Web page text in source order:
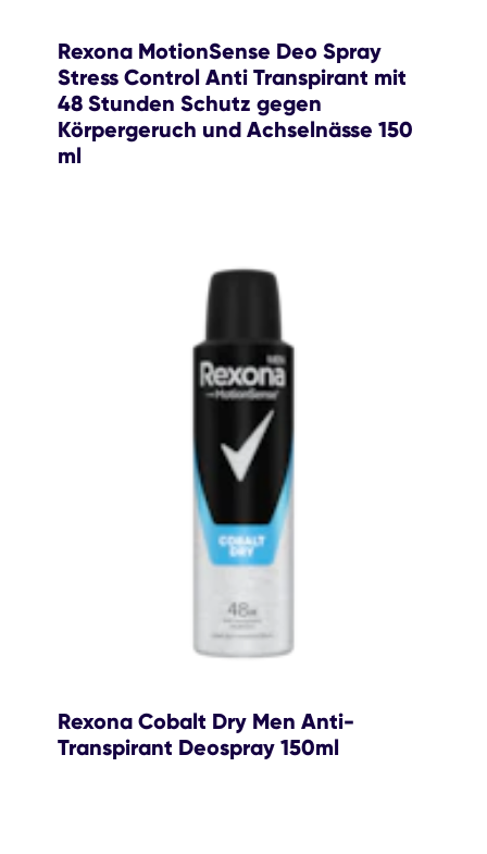
Rexona MotionSense Deo Spray
Stress Control Anti Transpirant mit
48 Stunden Schutz gegen
Körpergeruch und Achselnässe 150
ml
Rexona Cobalt Dry Men Anti-
Transpirant Deospray 150ml